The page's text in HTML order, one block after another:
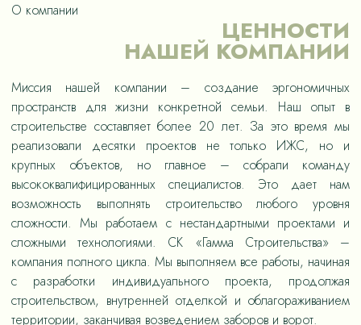
О компании
ЦЕННОСТИ
НАШЕЙ КОМПАНИИ
Миссия нашей компании – создание эргономичных
пространств для жизни конкретной семьи. Наш опыт в
строительстве составляет более 20 лет. За это время мы
реализовали десятки проектов не только ИЖС, но и
крупных объектов, но главное – собрали команду
высококвалифицированных специалистов. Это дает нам
возможность выполнять строительство любого уровня
сложности. Мы работаем с нестандартными проектами и
сложными технологиями. СК «Гамма Строительства» –
компания полного цикла. Мы выполняем все работы, начиная
с разработки индивидуального проекта, продолжая
строительством, внутренней отделкой и облагораживанием
территории, заканчивая возведением заборов и ворот.